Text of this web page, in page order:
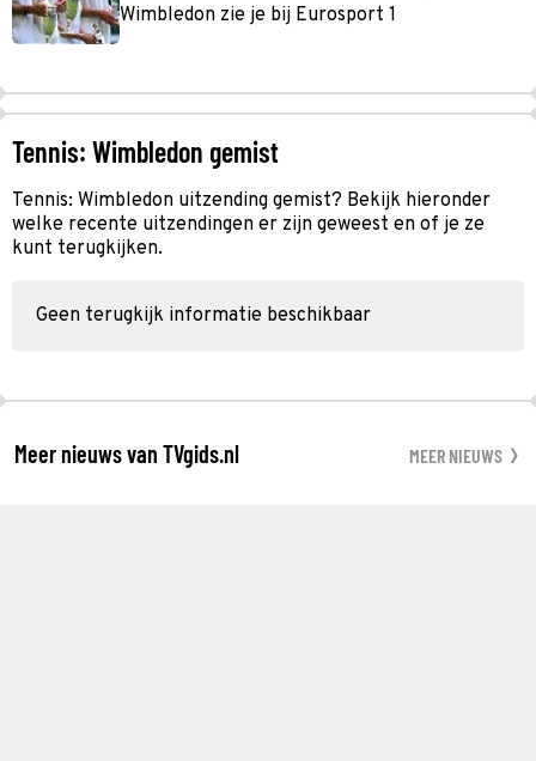
Wimbledon zie je bij Eurosport 1
Tennis: Wimbledon gemist
Tennis: Wimbledon uitzending gemist? Bekijk hieronder
welke recente uitzendingen er zijn geweest en of je ze
kunt terugkijken.
Geen terugkijk informatie beschikbaar
Meer nieuws van TVgids.nl MEER NIEUWS